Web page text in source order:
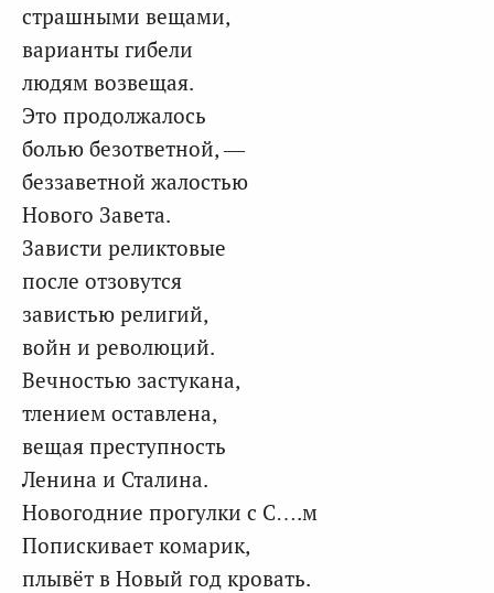
страшными вещами,
варианты гибели
людям возвещая.
Это продолжалось
болью безответной, —
беззаветной жалостью
Нового Завета.
Зависти реликтовые
после отзовутся
завистью религий,
войн и революций.
Вечностью застукана,
тлением оставлена,
вещая преступность
Ленина и Сталина.
Новогодние прогулки с С….м
Попискивает комарик,
плывёт в Новый год кровать.